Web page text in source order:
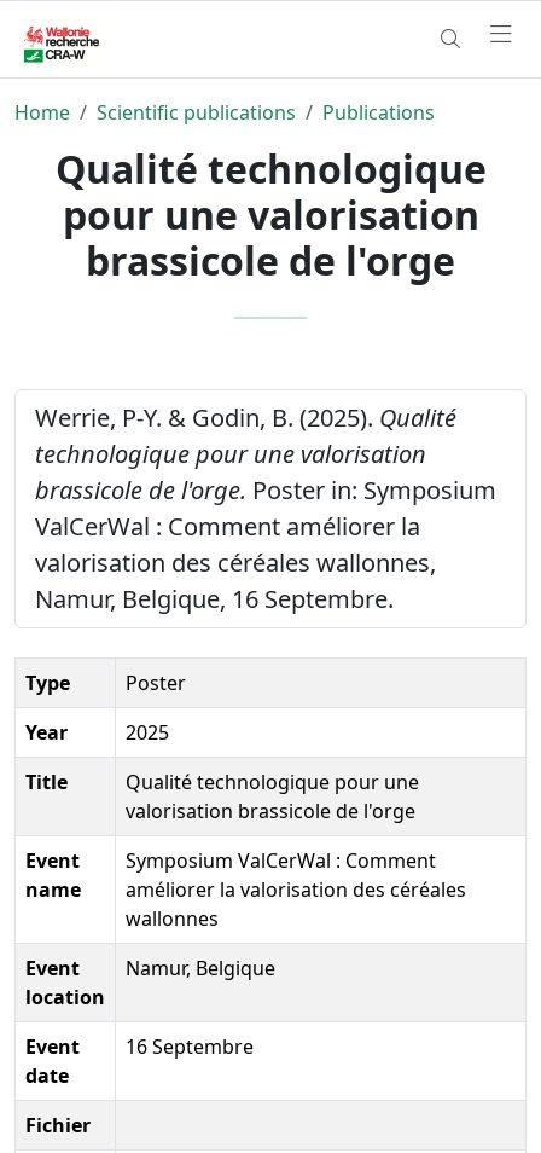
Home Scientific publications Publications
Qualité technologique
pour une valorisation
brassicole de l'orge
Werrie, P-Y. & Godin, B. (2025). Qualité
technologique pour une valorisation
brassicole de l'orge. Poster in: Symposium
ValCerWal : Comment améliorer la
valorisation des céréales wallonnes,
Namur, Belgique, 16 Septembre.
Type
Poster
Year
2025
Title
Qualité technologique pour une
valorisation brassicole de l'orge
Event
name
Symposium ValCerWal : Comment
améliorer la valorisation des céréales
wallonnes
Event
location
Namur, Belgique
Event
date
16 Septembre
Fichier